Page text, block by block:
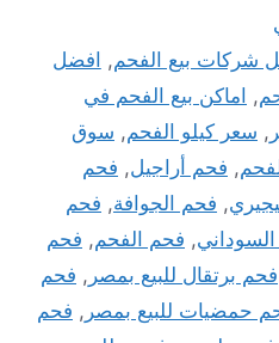
شركات بيع الفحم, افضل
, اماكن بيع الفحم في
, سعر كيلو الفحم, سوق
, فحم أراجيل, فحم
, فحم الجوافة, فحم
, فحم الفحم, فحم
فحم برتقال للبيع بمصر , فحم
حمضيات للبيع بمصر , فحم